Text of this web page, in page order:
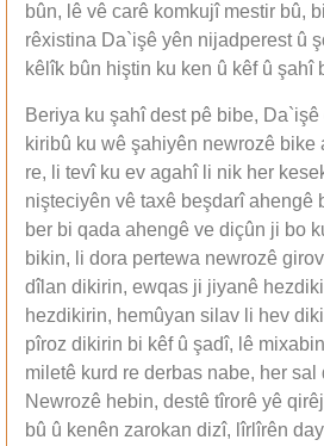
bûn, lê vê carê komkujî mestir bû,
rêxistina Da`işê yên nijadperest û
kêlîk bûn hiştin ku ken û kêf û şahî
Beriya ku şahî dest pê bibe,
kiribû ku wê şahiyên newrozê bike
re, li tevî ku ev agahî li nik her
nişteciyên vê taxê beşdarî ahengê
ber bi qada ahengê ve diçûn ji bo
bikin, li dora pertewa newrozê
dîlan dikirin, ewqas ji jiyanê
hezdikirin, hemûyan silav li hev
pîroz dikirin bi kêf û şadî, lê
miletê kurd re derbas nabe, her
Newrozê hebin, destê tîrorê yê
bû û kenên zarokan dizî, lîrlîrên